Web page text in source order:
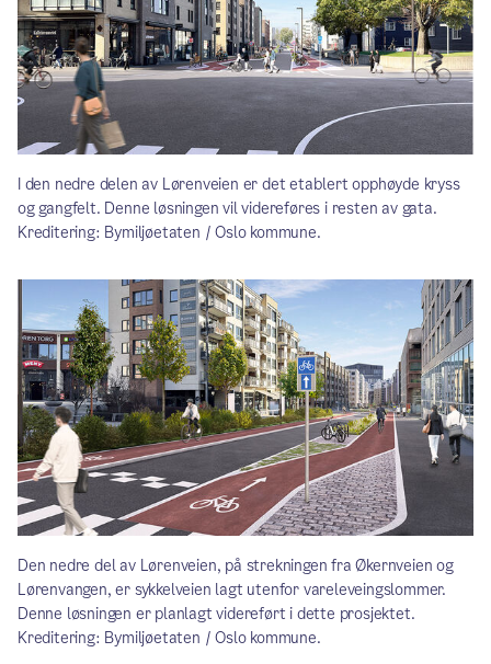
I den nedre delen av Lørenveien er det etablert opphøyde kryss
og gangfelt. Denne løsningen vil videreføres i resten av gata.
Kreditering: Bymiljøetaten / Oslo kommune.
Den nedre del av Lørenveien, på strekningen fra Økernveien og
Lørenvangen, er sykkelveien lagt utenfor vareleveingslommer.
Denne løsningen er planlagt videreført i dette prosjektet.
Kreditering: Bymiljøetaten / Oslo kommune.